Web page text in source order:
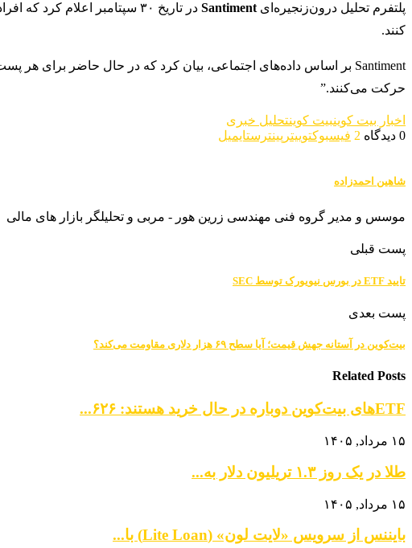
پلتفرم تحلیل درون‌زنجیره‌ای Santiment
در تاریخ ۳۰ سپتامبر
کنند.
حرکت می‌کنند.”
اخبار بیت کوینبیت کوینتحلیل خبری
0 دیدگاه
2 فیسبوکتوییتر پینترستایمیل
شاهین احمدزاده
موسس و مدیر گروه فنی مهندسی زرین هور - مربی و تحلیلگر بازار های مالی
پست قبلی
تایید ETF در بورس نیویورک توسط SEC
پست بعدی
بیت‌کوین در آستانه جهش قیمت؛ آیا سطح ۶۹ هزار دلاری مقاومت می‌کند؟
Related Posts
ETFهای بیت‌کوین دوباره در حال خرید هستند: ۶۲۶...
۱۵ مرداد, ۱۴۰۵
طلا در یک روز ۱.۳ تریلیون دلار به...
۱۵ مرداد, ۱۴۰۵
بایننس از سرویس «لایت لون» (Lite Loan) با...